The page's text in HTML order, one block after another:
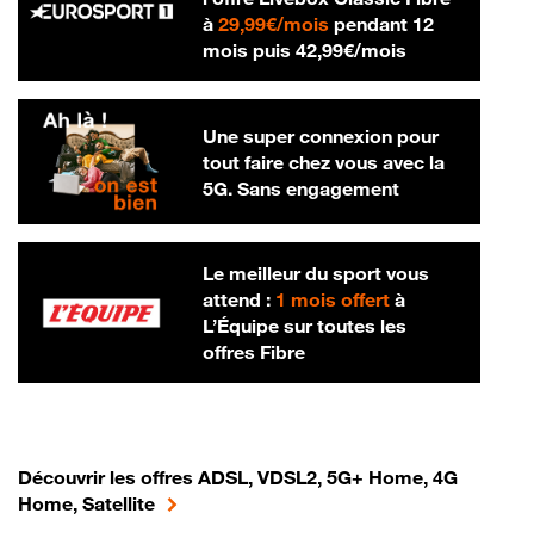
à 29,99€/mois29,99 € par mois
pendant 12
mois puis 42,99€/mois42,99 € par
Une super connexion pour
tout faire chez vous avec la
5G. Sans engagement
Le meilleur du sport vous
attend : 1 mois offertà
L’Équipe sur toutes les
offres Fibre
Découvrir les offres ADSL, VDSL2, 5G+ Home, 4G
Home, Satellite